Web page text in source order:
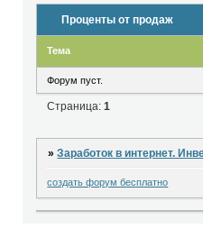
Проценты от продаж
Тема
Форум пуст.
Страница:1
»Заработок в интернет.
создать форум бесплатно